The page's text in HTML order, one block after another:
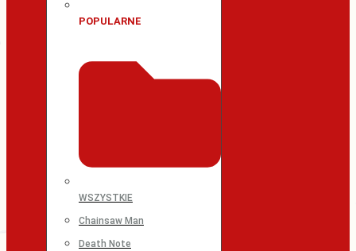
POPULARNE
WSZYSTKIE
Chainsaw Man
Death Note